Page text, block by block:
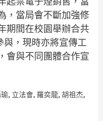
，當局會不斷加強修
期間在校園舉辦合共
與，現時亦將宣傳工
會與不同團體合作宣
, 立法會, 羅奕龍, 胡祖杰,